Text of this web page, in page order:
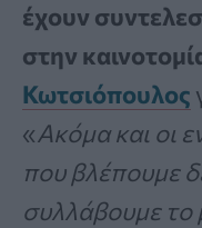
έχουν
στην
Κωτσιόπουλος
«Ακόμα και οι
που βλέπουμε
συλλάβουμε το